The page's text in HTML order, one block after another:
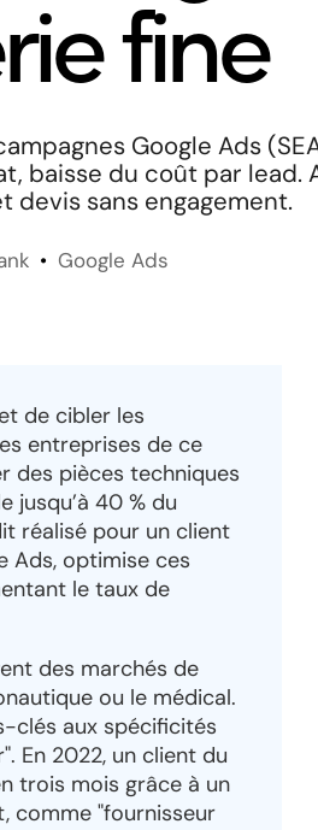
fine
Google Ads
baisse du coût par lead.
devis sans engagement.
Google Ads
de cibler les
entreprises de ce
des pièces techniques
jusqu’à 40 % du
réalisé pour un client
Ads, optimise ces
le taux de
des marchés de
ou le médical.
clés aux spécificités
En 2022, un client du
trois mois grâce à un
comme "fournisseur